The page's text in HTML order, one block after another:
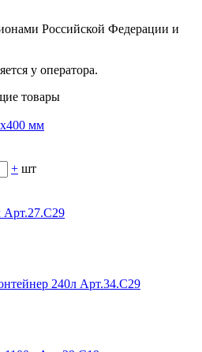
Российской Федерации и
у оператора.
товары
мм
+ шт
240л Арт.34.C29